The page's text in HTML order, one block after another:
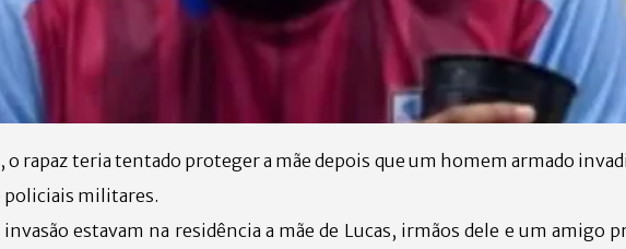
o rapaz teria tentado proteger a mãe depois que um homem armado
policiais militares.
estavam na residência a mãe de Lucas, irmãos dele e um amigo